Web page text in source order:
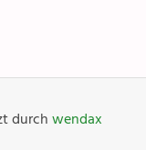
durch wendax
Aktuelles
Links